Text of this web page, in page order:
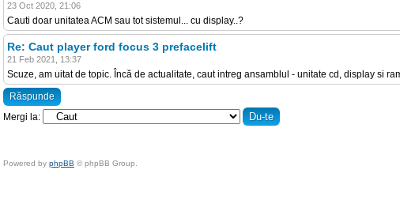
23 Oct 2020, 21:06
Cauti doar unitatea ACM sau tot sistemul... cu display..?
Re: Caut player ford focus 3 prefacelift
21 Feb 2021, 13:37
Scuze, am uitat de topic. Încă de actualitate, caut intreg ansamblul - unitate cd, display si
Răspunde
Mergi la:
Powered by phpBB © phpBB Group.